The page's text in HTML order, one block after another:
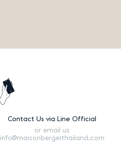
Contact Us via Line Official
or email us
info@maisonbergerthailand.com